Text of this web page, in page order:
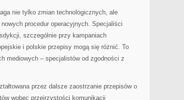
nie tylko zmian technologicznych, ale
procedur operacyjnych. Specjaliści
szczególnie przy kampaniach
i polskie przepisy mogą się różnić. To
mediowych – specjalistów od zgodności z
przez dalsze zaostrzanie przepisów o
wobec przejrzystości komunikacji